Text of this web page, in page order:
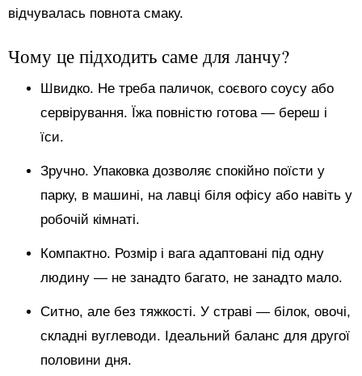
відчувалась повнота смаку.
Чому це підходить саме для ланчу?
Швидко. Не треба паличок, соєвого соусу або
сервірування. Їжа повністю готова — береш і
їси.
Зручно. Упаковка дозволяє спокійно поїсти у
парку, в машині, на лавці біля офісу або навіть у
робочій кімнаті.
Компактно. Розмір і вага адаптовані під одну
людину — не занадто багато, не занадто мало.
Ситно, але без тяжкості. У страві — білок, овочі,
складні вуглеводи. Ідеальний баланс для другої
половини дня.